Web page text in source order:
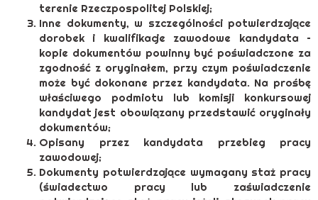
terenie Rzeczpospolitej Polskiej;
Inne dokumenty, w szczególności potwierdzające
dorobek i kwalifikacje zawodowe kandydata –
kopie dokumentów powinny być poświadczone za
zgodność z oryginałem, przy czym poświadczenie
może być dokonane przez kandydata. Na prośbę
właściwego podmiotu lub komisji konkursowej
kandydat jest obowiązany przedstawić oryginały
dokumentów;
Opisany przez kandydata przebieg pracy
zawodowej;
Dokumenty potwierdzające wymagany staż pracy
(świadectwo pracy lub zaświadczenie